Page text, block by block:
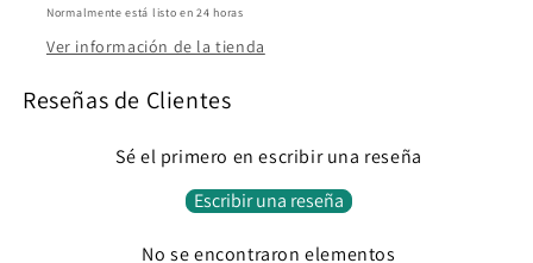
Normalmente está listo en 24 horas
Ver información de la tienda
Reseñas de Clientes
Sé el primero en escribir una reseña
Escribir una reseña
No se encontraron elementos